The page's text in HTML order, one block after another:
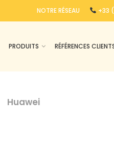
NOTRE RÉSEAU +33
PRODUITS RÉFÉRENCES
Huawei